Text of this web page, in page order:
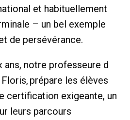
et habituellement
– un bel exemple
de persévérance.
ans, notre professeure d
Floris, prépare les élèves
certification exigeante, un
leurs parcours